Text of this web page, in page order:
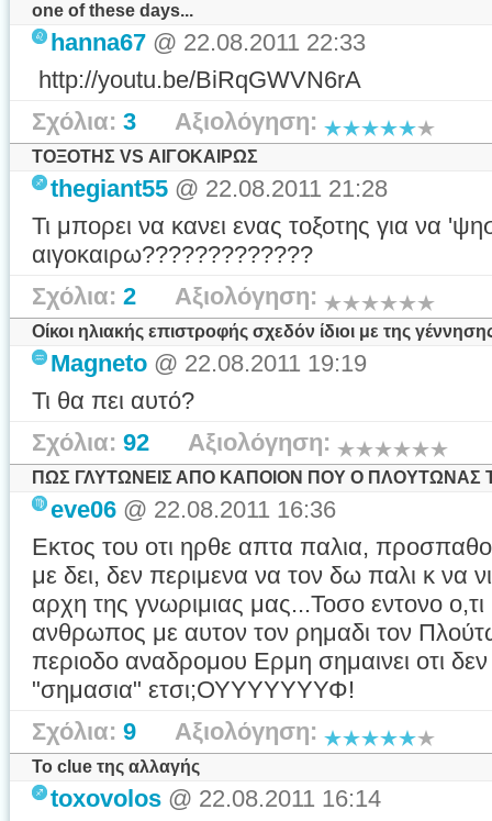
one of these days...
hanna67 @ 22.08.2011 22:33
http://youtu.be/BiRqGWVN6rA
Σχόλια: 3 Αξιολόγηση:
ΤΟΞΟΤΗΣ VS ΑΙΓΟΚΑΙΡΩΣ
thegiant55 @ 22.08.2011 21:28
Τι μπορει να κανει ενας τοξοτης για να
αιγοκαιρω?????????????
Σχόλια: 2 Αξιολόγηση:
Οίκοι ηλιακής επιστροφής σχεδόν ίδιοι με της
Magneto @ 22.08.2011 19:19
Τι θα πει αυτό?
Σχόλια: 92 Αξιολόγηση:
ΠΩΣ ΓΛΥΤΩΝΕΙΣ ΑΠΟ ΚΑΠΟΙΟΝ ΠΟΥ Ο ΠΛΟΥΤΩΝΑΣ
eve06 @ 22.08.2011 16:36
Εκτος του οτι ηρθε απτα παλια,
με δει, δεν περιμενα να τον δω παλι κ
αρχη της γνωριμιας μας...Τοσο εντονο
ανθρωπος με αυτον τον ρημαδι τον
περιοδο αναδρομου Ερμη σημαινει οτι
"σημασια" ετσι;ΟΥΥΥΥΥΥΥΦ!
Σχόλια: 9 Αξιολόγηση:
Το clue της αλλαγής
toxovolos @ 22.08.2011 16:14